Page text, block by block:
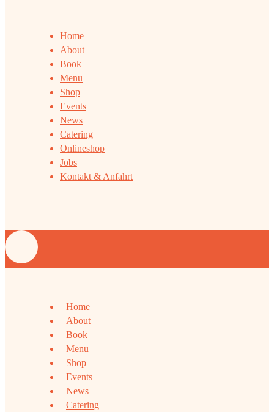
Home
About
Book
Menu
Shop
Events
News
Catering
Onlineshop
Jobs
Kontakt & Anfahrt
Home
About
Book
Menu
Shop
Events
News
Catering